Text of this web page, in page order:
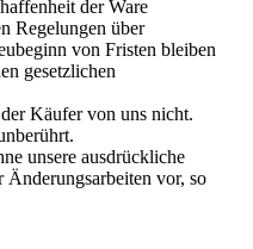
der Ware
Regelungen über
von Fristen bleiben
gesetzlichen
Käufer von uns nicht.
unsere ausdrückliche
Änderungsarbeiten vor, so